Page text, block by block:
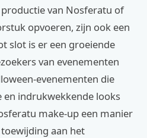
van Nosferatu of
opvoeren, zijn ook een
slot is er een groeiende
van evenementen
evenementen die
indrukwekkende looks
make-up een manier
aan het